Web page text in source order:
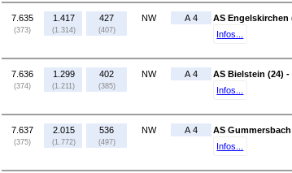
7.635
(373)
1.417
(1.314)
427
(407)
NW A 4
AS Engelskirchen
Infos...
7.636
(374)
1.299
(1.211)
402
(385)
NW A 4
AS Bielstein (24)
Infos...
7.637
(375)
2.015
(1.772)
536
(497)
NW A 4
AS
Infos...